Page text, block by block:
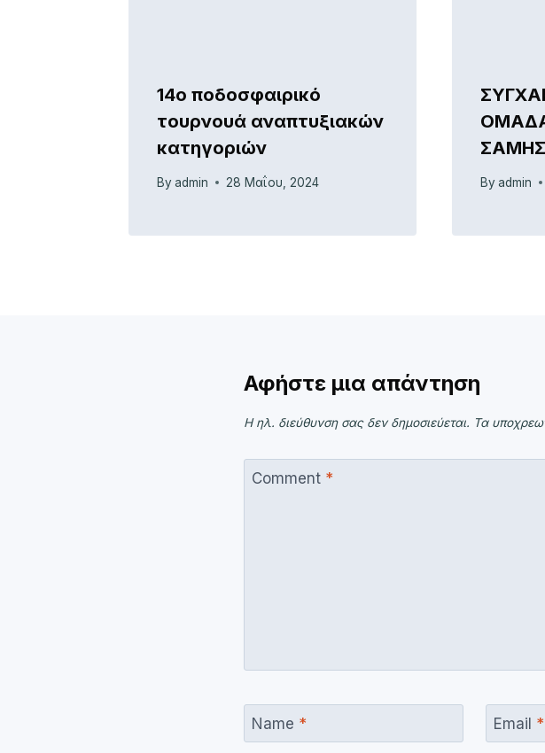
14ο ποδοσφαιρικό
τουρνουά αναπτυξιακών
κατηγοριών
By admin 28 Μαΐου, 2024
ΣΑΜΗΣ
By admin
Αφήστε μια απάντηση
Η ηλ. διεύθυνση σας δεν δημοσιεύεται. Τα
Comment *
Name * Email *